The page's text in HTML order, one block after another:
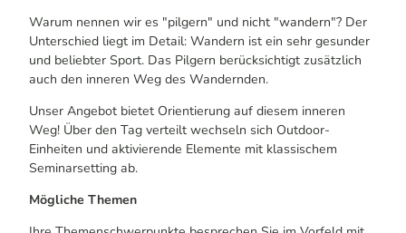
Warum nennen wir es "pilgern" und nicht "wandern"? Der
Unterschied liegt im Detail: Wandern ist ein sehr gesunder
und beliebter Sport. Das Pilgern berücksichtigt zusätzlich
auch den inneren Weg des Wandernden.
Unser Angebot bietet Orientierung auf diesem inneren
Weg! Über den Tag verteilt wechseln sich Outdoor-
Einheiten und aktivierende Elemente mit klassischem
Seminarsetting ab.
Mögliche Themen